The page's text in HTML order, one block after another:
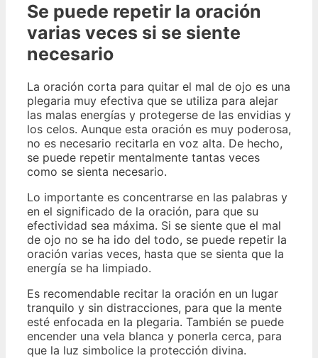
Se puede repetir la oración
varias veces si se siente
necesario
La oración corta para quitar el mal de ojo es una
plegaria muy efectiva que se utiliza para alejar
las malas energías y protegerse de las envidias y
los celos. Aunque esta oración es muy poderosa,
no es necesario recitarla en voz alta. De hecho,
se puede repetir mentalmente tantas veces
como se sienta necesario.
Lo importante es concentrarse en las palabras y
en el significado de la oración, para que su
efectividad sea máxima. Si se siente que el mal
de ojo no se ha ido del todo, se puede repetir la
oración varias veces, hasta que se sienta que la
energía se ha limpiado.
Es recomendable recitar la oración en un lugar
tranquilo y sin distracciones, para que la mente
esté enfocada en la plegaria. También se puede
encender una vela blanca y ponerla cerca, para
que la luz simbolice la protección divina.